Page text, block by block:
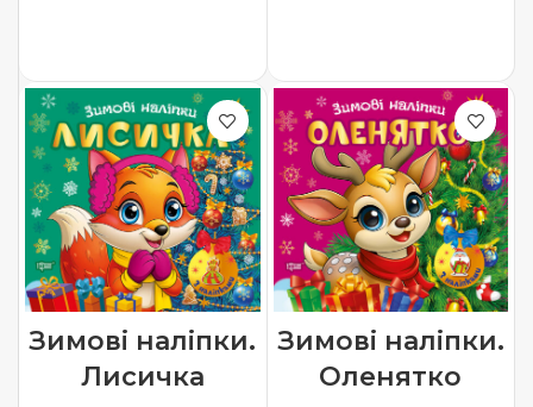
Зимові наліпки.
Лисичка
Зимові наліпки.
Оленятко